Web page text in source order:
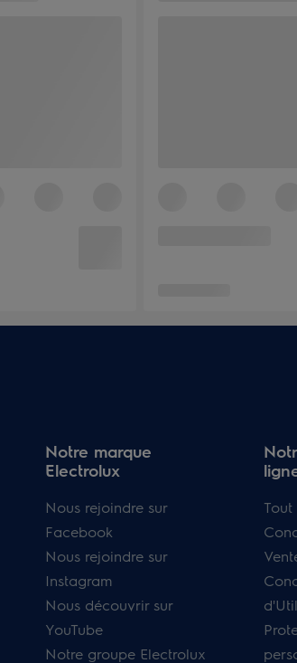
Notre marque
Electrolux
Nous rejoindre sur
Facebook
Nous rejoindre sur
Instagram
Nous découvrir sur
YouTube
Notre groupe Electrolux